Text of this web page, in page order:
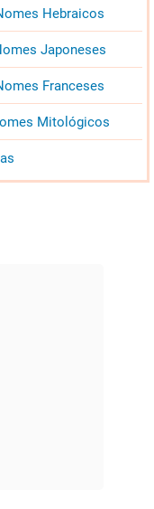
Hebraicos
Japoneses
Franceses
Mitológicos